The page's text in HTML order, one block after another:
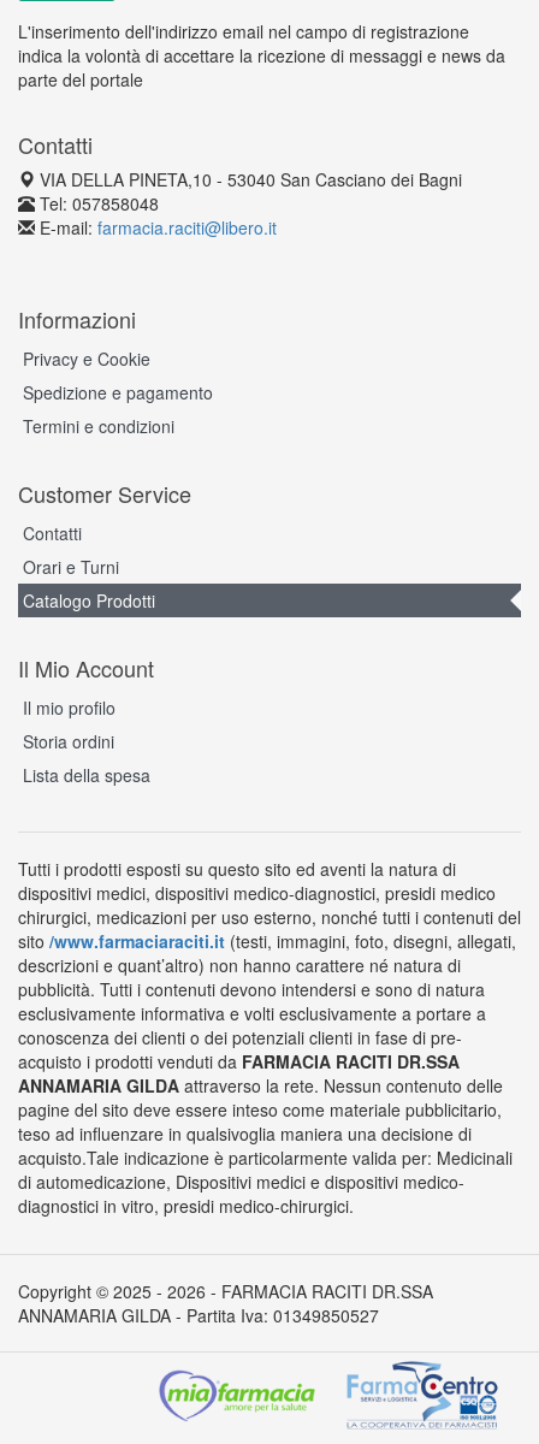
L'inserimento dell'indirizzo email nel campo di registrazione
indica la volontà di accettare la ricezione di messaggi e news da
parte del portale
Contatti
VIA DELLA PINETA,10 - 53040 San Casciano dei Bagni
Tel: 057858048
E-mail: farmacia.raciti@libero.it
Informazioni
Privacy e Cookie
Spedizione e pagamento
Termini e condizioni
Customer Service
Contatti
Orari e Turni
Catalogo Prodotti
Il Mio Account
Il mio profilo
Storia ordini
Lista della spesa
Tutti i prodotti esposti su questo sito ed aventi la natura di
dispositivi medici, dispositivi medico-diagnostici, presidi medico
chirurgici, medicazioni per uso esterno, nonché tutti i contenuti del
sito /www.farmaciaraciti.it (testi, immagini, foto, disegni, allegati,
descrizioni e quant’altro) non hanno carattere né natura di
pubblicità. Tutti i contenuti devono intendersi e sono di natura
esclusivamente informativa e volti esclusivamente a portare a
conoscenza dei clienti o dei potenziali clienti in fase di pre-
acquisto i prodotti venduti da FARMACIA RACITI DR.SSA
ANNAMARIA GILDA attraverso la rete. Nessun contenuto delle
pagine del sito deve essere inteso come materiale pubblicitario,
teso ad influenzare in qualsivoglia maniera una decisione di
acquisto.Tale indicazione è particolarmente valida per: Medicinali
di automedicazione, Dispositivi medici e dispositivi medico-
diagnostici in vitro, presidi medico-chirurgici.
Copyright © 2025 - 2026 - FARMACIA RACITI DR.SSA
ANNAMARIA GILDA - Partita Iva: 01349850527